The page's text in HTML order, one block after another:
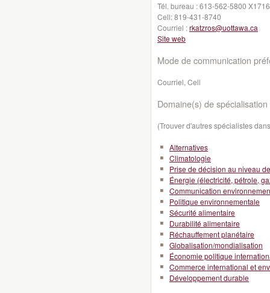
Tél. bureau :613-562-5800 X1716
Cell:819-431-8740
Courriel :rkatzros@uottawa.ca
Site web
Mode de communication
Courriel, Cell
Domaine(s) de spécialisation
(Trouver d'autres spécialistes
Alternatives
Climatologie
Prise de décision au niveau
Énergie (électricité, pétrole,
Communication
Politique environnementale
Sécurité alimentaire
Durabilité alimentaire
Réchauffement planétaire
Globalisation/mondialisation
Économie politique
Commerce international et
Développement durable